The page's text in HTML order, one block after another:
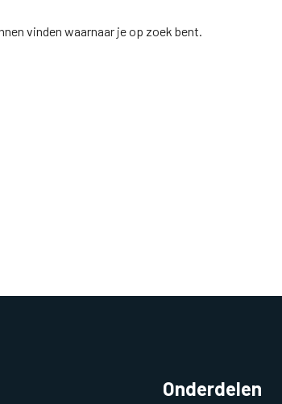
vinden waarnaar je op zoek bent.
Onderdelen